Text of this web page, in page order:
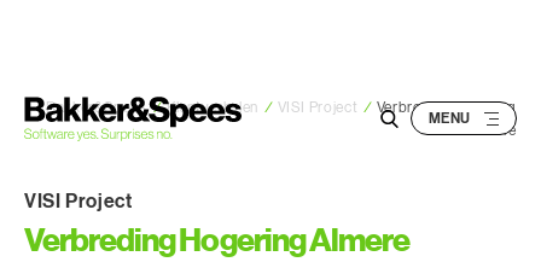
Bakker&Spees / Klantverhalen / VISI Project / Verbreding Hogering
Almere
VISI Project
Verbreding Hogering Almere